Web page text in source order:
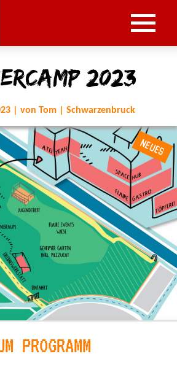
2023
| von Tom | Schwarzenbruck
NEUES
PROGRAMM